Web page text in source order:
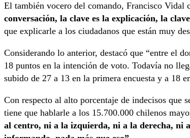
El también vocero del comando, Francisco Vidal
conversación, la clave es la explicación, la
que explicarle a los ciudadanos que están muy
Considerando lo anterior, destacó que “entre el
18 puntos en la intención de voto. Todavía no
subido de 27 a 13 en la primera encuesta y a 18
Con respecto al alto porcentaje de indecisos que
tiene que hablarle a los 15.700.000 chilenos
al centro, ni a la izquierda, ni a la derecha, ni